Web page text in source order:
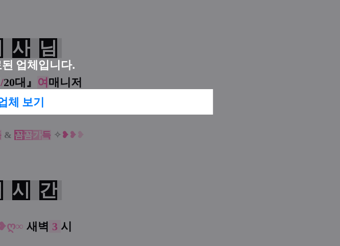
업체입니다.
체 보기
사 님
/20대 』 여 매니저
라 피 수료 완료
& 꼼꼼가득 ✧ ❥ ❥ ❥
시 간
❥ღ∞ 새벽 3 시